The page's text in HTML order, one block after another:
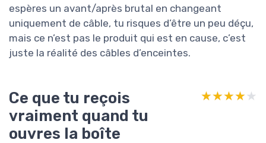
espères un avant/après brutal en changeant
uniquement de câble, tu risques d’être un peu déçu,
mais ce n’est pas le produit qui est en cause, c’est
juste la réalité des câbles d’enceintes.
Ce que tu reçois
vraiment quand tu
ouvres la boîte
★★★★★
★★★★★